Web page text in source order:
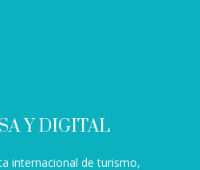
Y DIGITAL
internacional de turismo,